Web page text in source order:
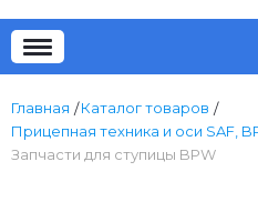
Главная
Каталог товаров
Прицепная техника и оси SAF,
Запчасти для ступицы BPW